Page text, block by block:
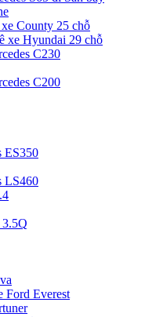
County 25 chỗ
xe Hyundai 29 chỗ
C230
C200
ES350
LS460
Ford Everest